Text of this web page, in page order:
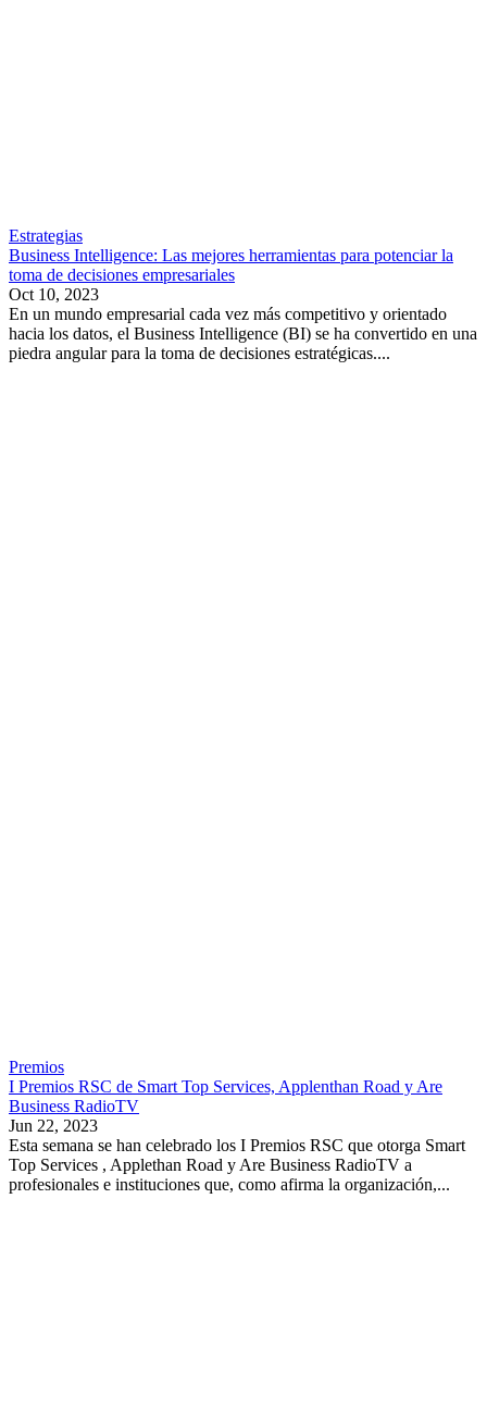
Estrategias
Business Intelligence: Las mejores herramientas para potenciar la
toma de decisiones empresariales
Oct 10, 2023
En un mundo empresarial cada vez más competitivo y orientado
hacia los datos, el Business Intelligence (BI) se ha convertido en una
piedra angular para la toma de decisiones estratégicas....
Premios
I Premios RSC de Smart Top Services, Applenthan Road y Are
Business RadioTV
Jun 22, 2023
Esta semana se han celebrado los I Premios RSC que otorga Smart
Top Services , Applethan Road y Are Business RadioTV a
profesionales e instituciones que, como afirma la organización,...